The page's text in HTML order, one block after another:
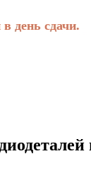
день сдачи.